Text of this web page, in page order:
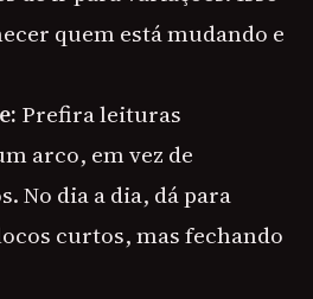
quem está mudando e
Prefira leituras
arco, em vez de
No dia a dia, dá para
curtos, mas fechando